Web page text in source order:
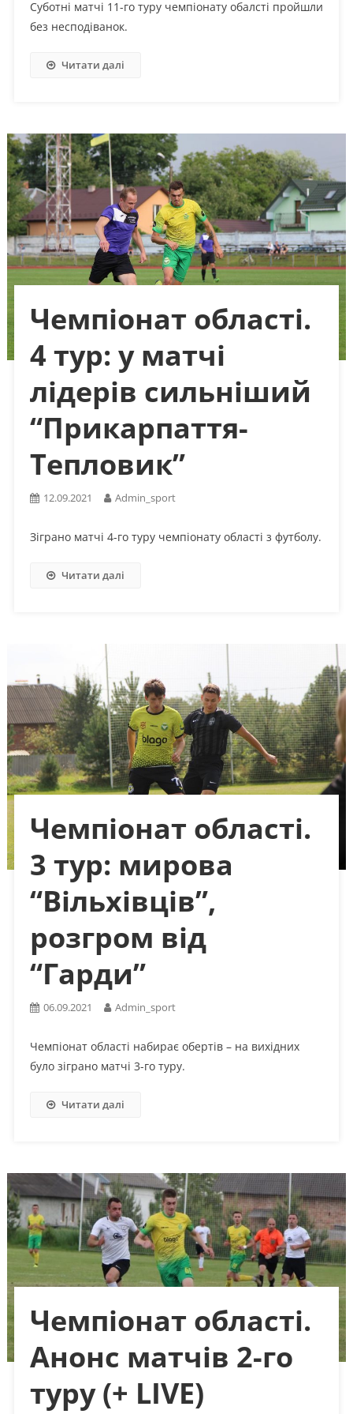
Суботні матчі 11-го туру чемпіонату обалсті пройшли
без несподіванок.
Читати далі
Чемпіонат області.
4 тур: у матчі
лідерів сильніший
“Прикарпаття-
Тепловик”
12.09.2021 Admin_sport
Зіграно матчі 4-го туру чемпіонату області з футболу.
Читати далі
Чемпіонат області.
3 тур: мирова
“Вільхівців”,
розгром від
“Гарди”
06.09.2021 Admin_sport
Чемпіонат області набирає обертів – на вихідних
було зіграно матчі 3-го туру.
Читати далі
Чемпіонат області.
Анонс матчів 2-го
туру (+ LIVE)